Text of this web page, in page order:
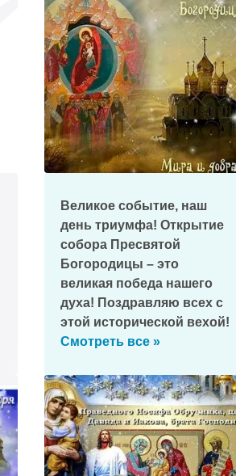
Великое событие, наш
день триумфа! Открытие
собора Пресвятой
Богородицы – это
великая победа нашего
духа! Поздравляю всех с
этой исторической вехой!
Смотреть все »